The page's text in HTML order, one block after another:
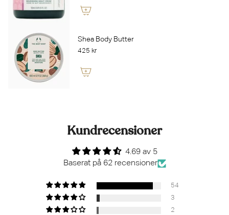
Shea Body Butter
425 kr
Kundrecensioner
4.69 av 5
Baserat på 62 recensioner
54
3
2